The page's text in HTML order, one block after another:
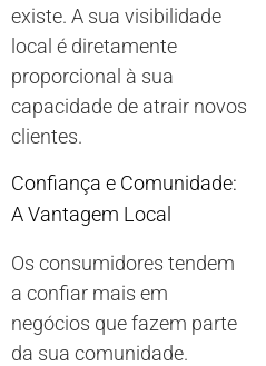
existe. A sua visibilidade
local é diretamente
proporcional à sua
capacidade de atrair novos
clientes.
Confiança e Comunidade:
A Vantagem Local
Os consumidores tendem
a confiar mais em
negócios que fazem parte
da sua comunidade.